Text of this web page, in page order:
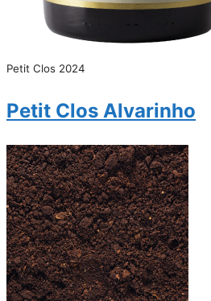
Petit Clos 2024
Petit Clos Alvarinho